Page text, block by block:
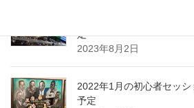
定
2023年8月2日
2022年1月の初心者セッ
予定